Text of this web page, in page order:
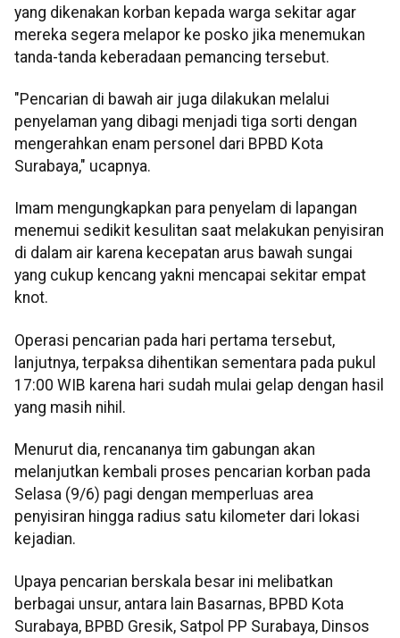
yang dikenakan korban kepada warga sekitar agar
mereka segera melapor ke posko jika menemukan
tanda-tanda keberadaan pemancing tersebut.
"Pencarian di bawah air juga dilakukan melalui
penyelaman yang dibagi menjadi tiga sorti dengan
mengerahkan enam personel dari BPBD Kota
Surabaya," ucapnya.
Imam mengungkapkan para penyelam di lapangan
menemui sedikit kesulitan saat melakukan penyisiran
di dalam air karena kecepatan arus bawah sungai
yang cukup kencang yakni mencapai sekitar empat
knot.
Operasi pencarian pada hari pertama tersebut,
lanjutnya, terpaksa dihentikan sementara pada pukul
17:00 WIB karena hari sudah mulai gelap dengan hasil
yang masih nihil.
Menurut dia, rencananya tim gabungan akan
melanjutkan kembali proses pencarian korban pada
Selasa (9/6) pagi dengan memperluas area
penyisiran hingga radius satu kilometer dari lokasi
kejadian.
Upaya pencarian berskala besar ini melibatkan
berbagai unsur, antara lain Basarnas, BPBD Kota
Surabaya, BPBD Gresik, Satpol PP Surabaya, Dinsos